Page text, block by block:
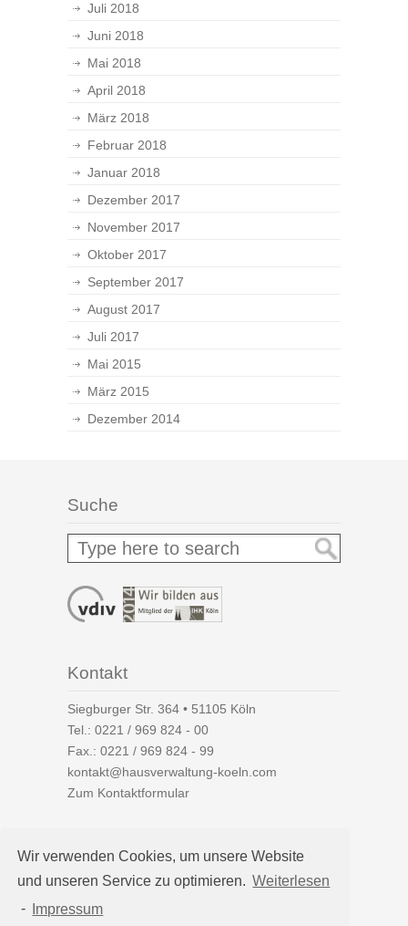
Wir verwenden Cookies, um unsere Website
und unseren Service zu optimieren. Weiterlesen
-
Impressum
Juli 2018
Juni 2018
Mai 2018
April 2018
März 2018
Februar 2018
Januar 2018
Dezember 2017
November 2017
Oktober 2017
September 2017
August 2017
Juli 2017
Mai 2015
März 2015
Dezember 2014
Suche
Kontakt
Siegburger Str. 364 • 51105 Köln
Tel.: 0221 / 969 824 - 00
Fax.: 0221 / 969 824 - 99
kontakt@hausverwaltung-koeln.com
Zum Kontaktformular
Auf einen Blick
Hausverwaltung Köln